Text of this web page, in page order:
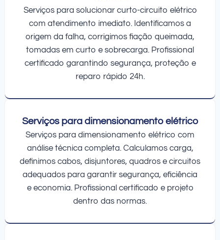
Serviços para solucionar curto-circuito elétrico
com atendimento imediato. Identificamos a
origem da falha, corrigimos fiação queimada,
tomadas em curto e sobrecarga. Profissional
certificado garantindo segurança, proteção e
reparo rápido 24h.
Serviços para dimensionamento elétrico
Serviços para dimensionamento elétrico com
análise técnica completa. Calculamos carga,
definimos cabos, disjuntores, quadros e circuitos
adequados para garantir segurança, eficiência
e economia. Profissional certificado e projeto
dentro das normas.